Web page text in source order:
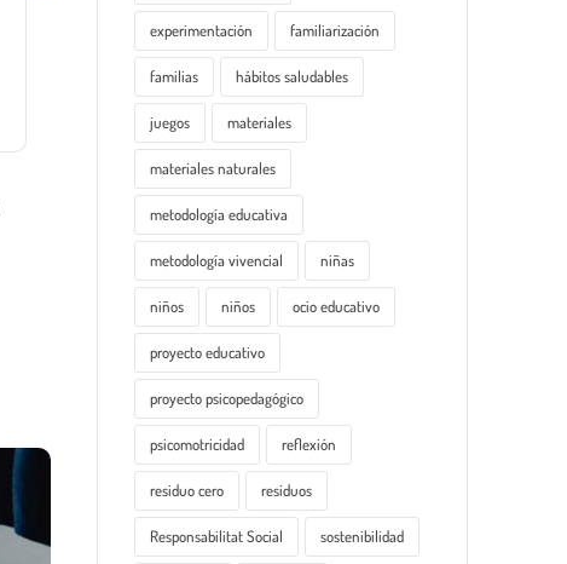
experimentación familiarización
familias hábitos saludables
juegos materiales
materiales naturales
metodología educativa
metodología vivencial niñas
niños niños ocio educativo
proyecto educativo
proyecto psicopedagógico
psicomotricidad reflexión
residuo cero residuos
Responsabilitat Social sostenibilidad